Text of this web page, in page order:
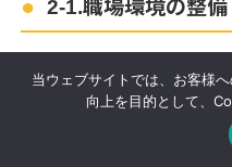
2-1.職場環境の整備
障がいのある従業員
は、バリアフリーが基
当ウェブサイトでは、お客様
向上を目的として、